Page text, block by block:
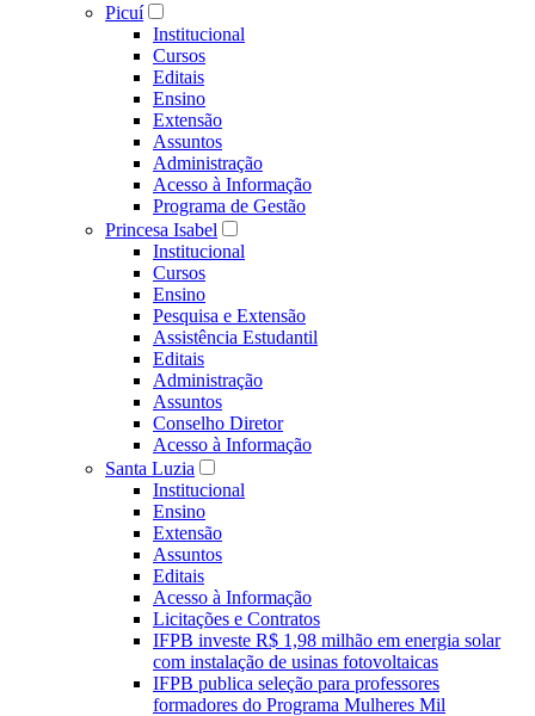
Picuí
Institucional
Cursos
Editais
Ensino
Extensão
Assuntos
Administração
Acesso à Informação
Programa de Gestão
Princesa Isabel
Institucional
Cursos
Ensino
Pesquisa e Extensão
Assistência Estudantil
Editais
Administração
Assuntos
Conselho Diretor
Acesso à Informação
Santa Luzia
Institucional
Ensino
Extensão
Assuntos
Editais
Acesso à Informação
Licitações e Contratos
IFPB investe R$ 1,98 milhão em energia solar
com instalação de usinas fotovoltaicas
IFPB publica seleção para professores
formadores do Programa Mulheres Mil